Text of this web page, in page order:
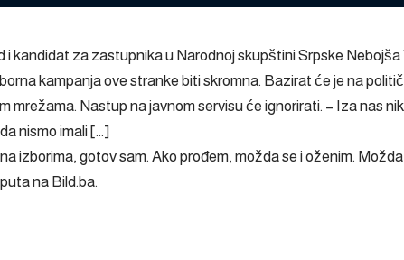
i kandidat za zastupnika u Narodnoj skupštini Srpske
kampanja ove stranke biti skromna. Bazirat će je na
mrežama. Nastup na javnom servisu će ignorirati. – Iza nas
nismo imali […]
izborima, gotov sam. Ako prođem, možda se i oženim.
na Bild.ba.